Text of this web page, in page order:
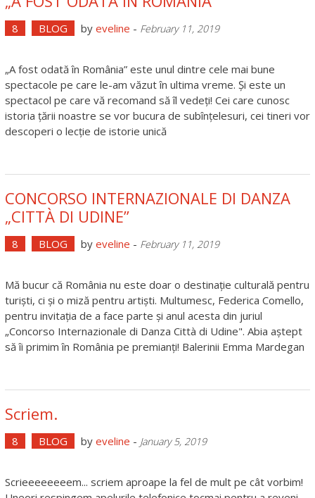
8 BLOG by eveline - February 11, 2019
„A fost odată în România” este unul dintre cele mai bune
spectacole pe care le-am văzut în ultima vreme. Și este un
spectacol pe care vă recomand să îl vedeți! Cei care cunosc
istoria țării noastre se vor bucura de subînțelesuri, cei tineri vor
descoperi o lecție de istorie unică
CONCORSO INTERNAZIONALE DI DANZA
„CITTÀ DI UDINE”
8 BLOG by eveline - February 11, 2019
Mă bucur că România nu este doar o destinație culturală pentru
turiști, ci și o miză pentru artiști. Multumesc, Federica Comello,
pentru invitația de a face parte și anul acesta din juriul
„Concorso Internazionale di Danza Città di Udine". Abia aștept
să îi primim în România pe premianți! Balerinii Emma Mardegan
Scriem.
8 BLOG by eveline - January 5, 2019
Scrieeeeeeeem... scriem aproape la fel de mult pe cât vorbim!